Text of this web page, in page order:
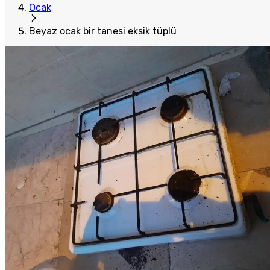
Ocak
Beyaz ocak bir tanesi eksik tüplü